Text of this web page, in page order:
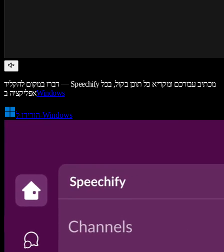
דברו במקום להקליד — Speechify מכתיב עבורכם ומקריא כל תוכן בקול, בכל
אפליקציה בWindows
הורידו ל-Windows